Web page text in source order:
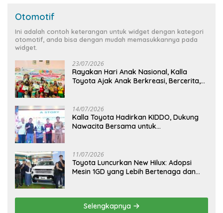
Otomotif
Ini adalah contoh keterangan untuk widget dengan kategori
otomotif, anda bisa dengan mudah memasukkannya pada
widget.
23/07/2026
Rayakan Hari Anak Nasional, Kalla
Toyota Ajak Anak Berkreasi, Bercerita,
14/07/2026
Kalla Toyota Hadirkan KIDDO, Dukung
Nawacita Bersama untuk
11/07/2026
Toyota Luncurkan New Hilux: Adopsi
Mesin 1GD yang Lebih Bertenaga dan
Selengkapnya